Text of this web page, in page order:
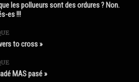
les pollueurs sont des ordures ? Non.
es !!!
to cross »
MAS pasé »